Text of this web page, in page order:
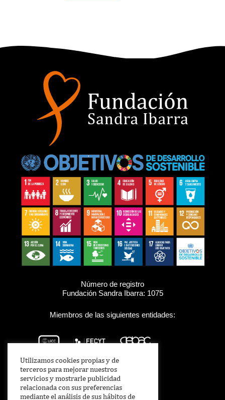
Número de registro
Fundación Sandra Ibarra: 1075
Miembros de las siguientes entidades:
Utilizamos cookies propias y de
terceros para mejorar nuestros
servicios y mostrarle publicidad
relacionada con sus preferencias
mediante el análisis de sus hábitos de